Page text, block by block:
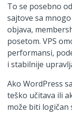
To se posebno
sajtove sa
objava,
posetom. VPS
performansi,
i stabilnije
Ako WordPress
teško učitava ili
može biti logičan